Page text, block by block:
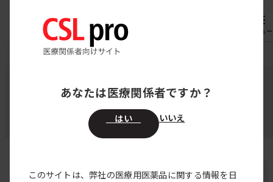
メニュー
CSL pro 著者・監修者
監修者・登壇者・著者
関島 良樹 先生
あなたは医療関係者ですか？
はい いいえ
このサイトは、弊社の医療用医薬品に関する情報を日